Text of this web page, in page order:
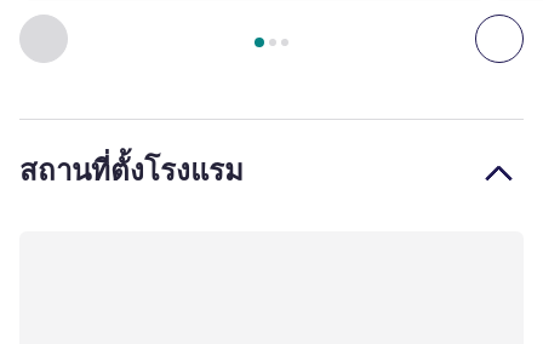
ก่อนหน้า - ห้องพัก ถั
หน้า1 , ห้องพัก 1 : Superior Room, 1 Kingsize Bed , ห้อ
สถานที่ตั้งโรงแรม